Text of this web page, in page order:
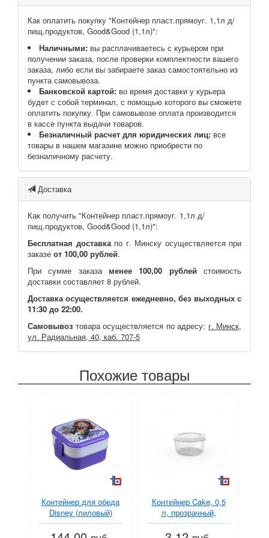
Как оплатить покупку "Контейнер пласт.прямоуг. 1,1л д/
пищ.продуктов, Good&Good (1,1л)":
Наличными: вы расплачиваетесь с курьером при
получении заказа, после проверки комплектности вашего
заказа, либо если вы забираете заказ самостоятельно из
пункта самовывоза.
Банковской картой: во время доставки у курьера
будет с собой терминал, с помощью которого вы сможете
оплатить покупку. При самовывозе оплата производится
в кассе пункта выдачи товаров.
Безналичный расчет для юридических лиц: все
товары в нашем магазине можно приобрести по
безналичному расчету.
Доставка
Как получить "Контейнер пласт.прямоуг. 1,1л д/
пищ.продуктов, Good&Good (1,1л)":
Бесплатная доставкапо г. Минску осуществляется при
заказе от 100,00 рублей.
При сумме заказа менее 100,00 рублей стоимость
доставки составляет 8 рублей.
Доставка осуществляется ежедневно, без выходных с
11:30 до 22:00.
Самовывоз товара осуществляется по адресу: г. Минск,
ул. Радиальная, 40, каб. 707-5
Похожие товары
Контейнер для обеда
Disney (лиловый)
(IDEA) (М1232-Д)
Контейнер Cake, 0,5
л, прозрачный,
BEROSSI (Изделие из
пластмассы. Литраж